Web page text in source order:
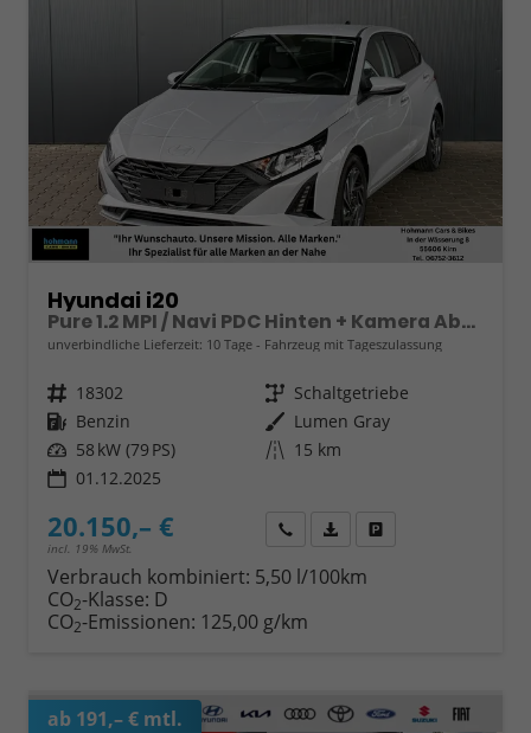
Hyundai i20
Pure 1.2 MPI / Navi PDC Hinten + Kamera Abgedunkelte Scheiben Tempomat Alu 16"
unverbindliche Lieferzeit: 10 Tage Fahrzeug mit Tageszulassung
Fahrzeugnr. 18302 Getriebe Schaltgetriebe
Kraftstoff Benzin Außenfarbe Lumen Gray
Leistung 58 kW (79 PS) Kilometerstand 15 km
01.12.2025
20.150,– €
incl. 19% MwSt.
Wir rufen Sie anFahrzeugexposé (PDF)
Verbrauch kombiniert: 5,50 l/100km
CO2-Klasse: D
CO2-Emissionen: 125,00 g/km
ab 191,– € mtl.